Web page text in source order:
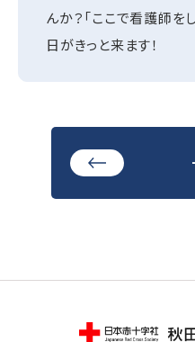
んか？「ここで看護師を
日がきっと来ます！